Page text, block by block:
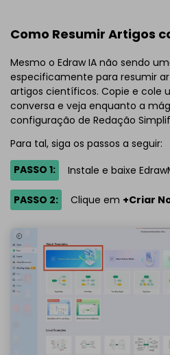
Como Resumir Artigos
Mesmo o Edraw IA não sendo
especificamente para resumir
artigos científicos. Copie e cole
conversa e veja enquanto a
configuração de Redação
Para tal, siga os passos a seguir:
PASSO 1:
Instale e baixe
PASSO 2: Clique em +Criar